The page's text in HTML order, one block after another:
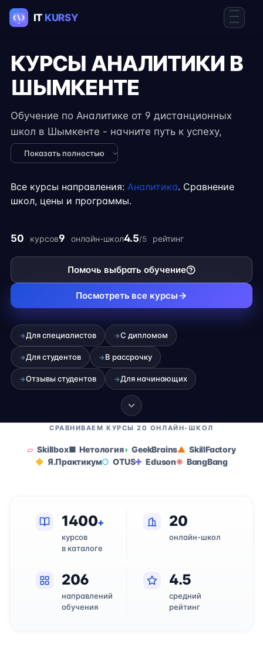
КУРСЫ АНАЛИТИКИ В
ШЫМКЕНТЕ
Обучение по Аналитике от 9 дистанционных
школ в Шымкенте - начните путь к успеху,
осваивая востребованные навыки в IT. Курсы
подходят для новичков и специалистов с
реальные проекты и консультации экспертов.
карьеры на фрилансе.
Показать полностью
Все курсы направления: Аналитика. Сравнение
школ, цены и программы.
50 курсов9 онлайн-школ4.5/5 рейтинг
Помочь выбрать обучение
Посмотреть все курсы
→Для специалистов →С дипломом
→Для студентов →В рассрочку
→Отзывы студентов →Для начинающих
СРАВНИВАЕМ КУРСЫ 20 ОНЛАЙН-ШКОЛ
Skillbox Нетология GeekBrains
SkillFactory
Я.Практикум
OTUS Eduson BangBang
1400+
курсов
в каталоге
20
онлайн-школ
206
направлений
обучения
4.5
средний
рейтинг